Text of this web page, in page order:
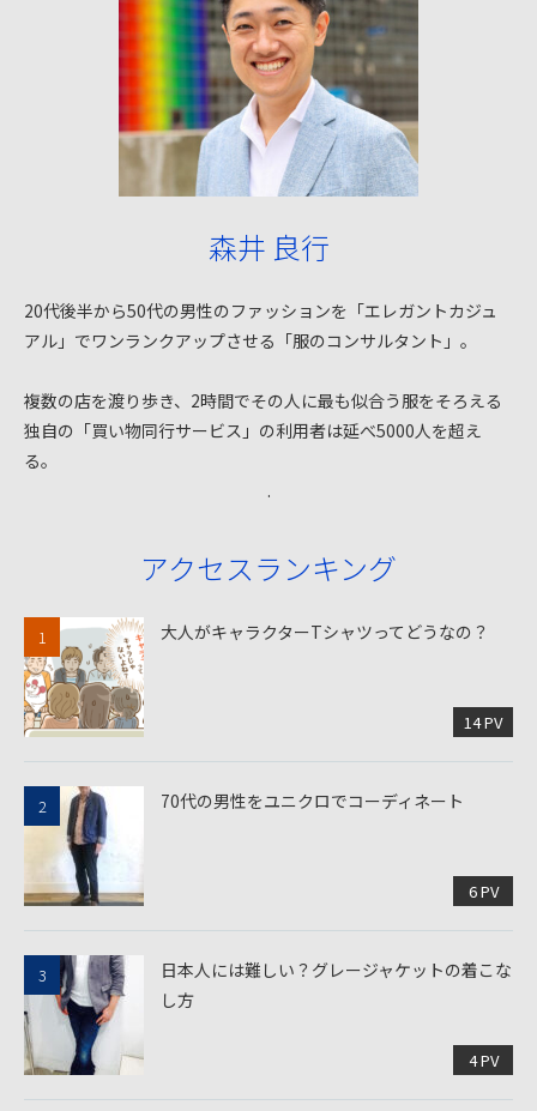
森井 良行
20代後半から50代の男性のファッションを「エレガントカジュ
アル」でワンランクアップさせる「服のコンサルタント」。
複数の店を渡り歩き、2時間でその人に最も似合う服をそろえる
独自の「買い物同行サービス」の利用者は延べ5000人を超え
る。
.
アクセスランキング
大人がキャラクターTシャツってどうなの？
14 PV
70代の男性をユニクロでコーディネート
6 PV
日本人には難しい？グレージャケットの着こな
し方
4 PV